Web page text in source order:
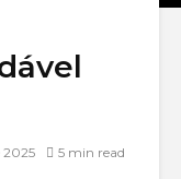
2025 5 min read